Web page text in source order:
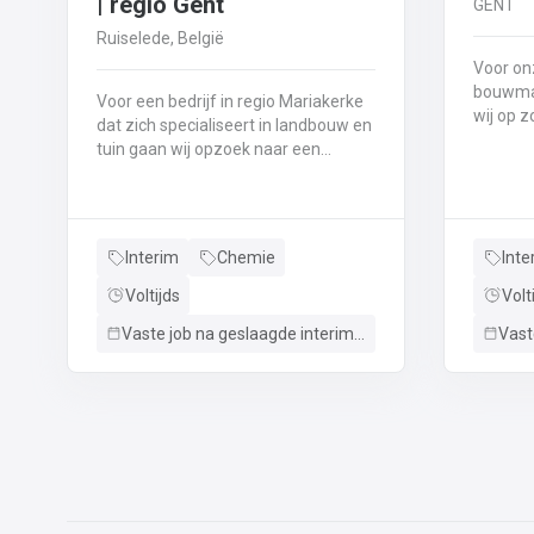
Ruiselede, België
Voor een bedrijf in regio Mariakerke
dat zich specialiseert in landbouw en
tuin gaan wij opzoek naar een
kooiaap of elektrische
bestellingen bij klantenLeveren van
materiaal voor landbouw en tuin:
Heb jij interesse? 📧 Stuur ons
Interim
Chemie
Voltijds
GENT
Voor
wij op
Je
leveringen. 🏗️
Op
het